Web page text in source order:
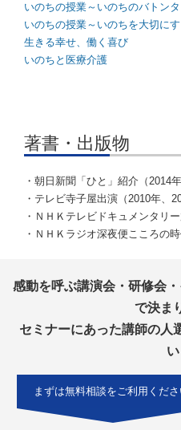
いのちの授業～いのちのバトン
いのちの授業～いのちを大切に
生きる幸せ、働く喜び
いのちと医療介護
著書・出版物
・朝日新聞「ひと」紹介（2014年
・テレビ寺子屋出演（2010年、
・ＮＨＫテレビドキュメンタリー
・ＮＨＫラジオ深夜便こころの
感動を呼ぶ講演会・研修会
で決ま
セミナーにあった講師の人
い
まずは無料相談をご利用くだ